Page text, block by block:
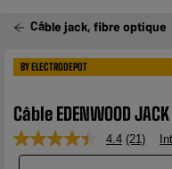
Câble jack, fibre optique
BY ELECTRODEPOT
Câble EDENWOOD
4.4 Lire
21
(21)